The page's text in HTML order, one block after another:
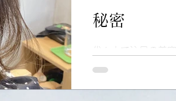
秘密
代々木で注目の美
ア製品にもこだわ